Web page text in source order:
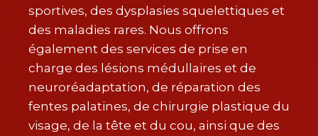
sportives, des dysplasies squelettiques et
des maladies rares. Nous offrons
également des services de prise en
charge des lésions médullaires et de
neuroréadaptation, de réparation des
fentes palatines, de chirurgie plastique du
visage, de la tête et du cou, ainsi que des